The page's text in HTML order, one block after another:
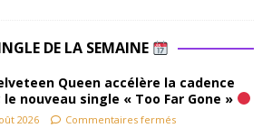
DE LA SEMAINE
Queen accélère la cadence
le nouveau single « Too Far Gone »
2026 Commentaires fermés